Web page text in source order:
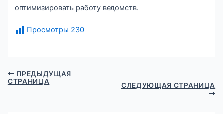
оптимизировать работу ведомств.
Просмотры 230
ПРЕДЫДУЩАЯ
СТРАНИЦА
СЛЕДУЮЩАЯ СТРАНИЦА